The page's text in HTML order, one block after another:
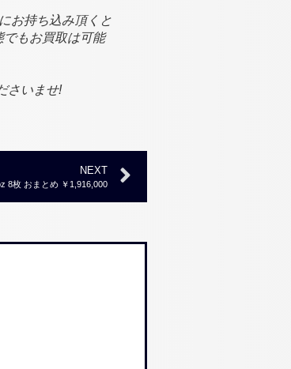
お持ち込み頂くと
もお買取は可能
さいませ!
NEXT
8枚 おまとめ ￥1,916,000